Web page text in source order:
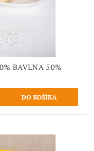
BAVLNA 50%